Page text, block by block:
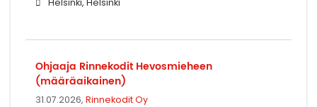
Ohjaaja Rinnekodit Hevosmieheen
(määräaikainen)
31.07.2026, Rinnekodit Oy